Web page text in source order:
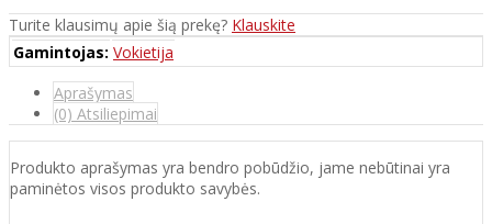
Turite klausimų apie šią prekę? Klauskite
Gamintojas: Vokietija
Aprašymas
(0) Atsiliepimai
Produkto aprašymas yra bendro pobūdžio, jame nebūtinai yra
paminėtos visos produkto savybės.